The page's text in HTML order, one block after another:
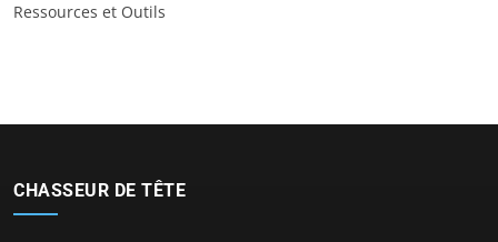
Ressources et Outils
CHASSEUR DE TÊTE